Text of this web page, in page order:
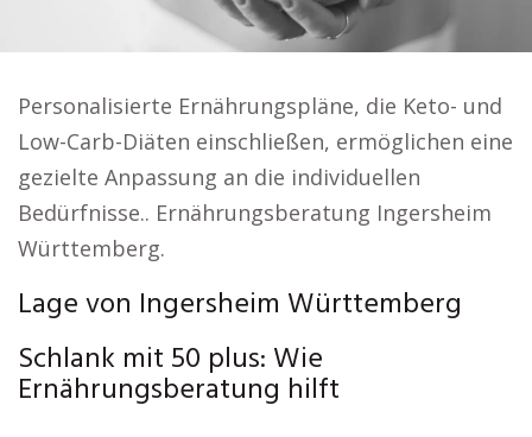
Personalisierte Ernährungspläne, die Keto- und
Low-Carb-Diäten einschließen, ermöglichen eine
gezielte Anpassung an die individuellen
Bedürfnisse.. Ernährungsberatung Ingersheim
Württemberg.
Lage von Ingersheim Württemberg
Schlank mit 50 plus: Wie
Ernährungsberatung hilft